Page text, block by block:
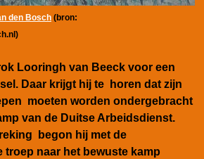
den Bosch (bron:
Looringh van Beeck voor een
Daar krijgt hij te horen dat zijn
moeten worden ondergebracht
van de Duitse Arbeidsdienst.
begon hij met de
troep naar het bewuste kamp